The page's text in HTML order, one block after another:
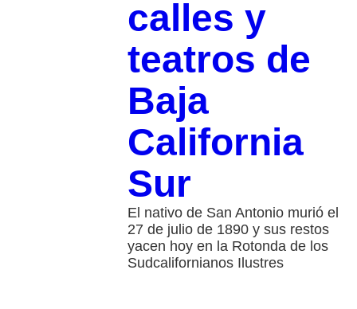
calles y
teatros de
Baja
California
Sur
El nativo de San Antonio murió el
27 de julio de 1890 y sus restos
yacen hoy en la Rotonda de los
Sudcalifornianos Ilustres